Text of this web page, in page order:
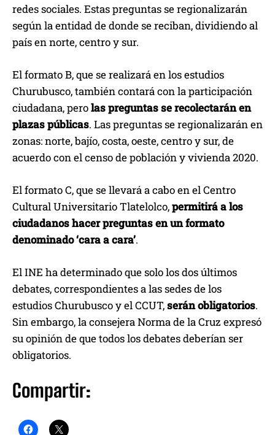
redes sociales. Estas preguntas se regionalizarán
según la entidad de donde se reciban, dividiendo al
país en norte, centro y sur.
El formato B, que se realizará en los estudios
Churubusco, también contará con la participación
ciudadana, perolas preguntas se recolectarán en
plazas públicas. Las preguntas se regionalizarán en
zonas: norte, bajío, costa, oeste, centro y sur, de
acuerdo con el censo de población y vivienda 2020.
El formato C, que se llevará a cabo en el Centro
Cultural Universitario Tlatelolco,permitirá a los
ciudadanos hacer preguntas en un formato
denominado ‘cara a cara’.
El INE ha determinado que solo los dos últimos
debates, correspondientes a las sedes de los
estudios Churubusco y el CCUT,serán obligatorios.
Sin embargo, la consejera Norma de la Cruz expresó
su opinión de que todos los debates deberían ser
obligatorios.
Compartir: